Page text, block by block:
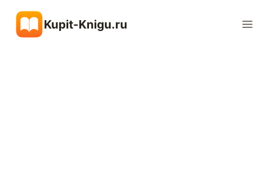
содержимому
Kupit-Knigu.ru